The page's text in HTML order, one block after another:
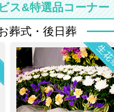
ス&特選品コーナー
葬式・後日葬
生